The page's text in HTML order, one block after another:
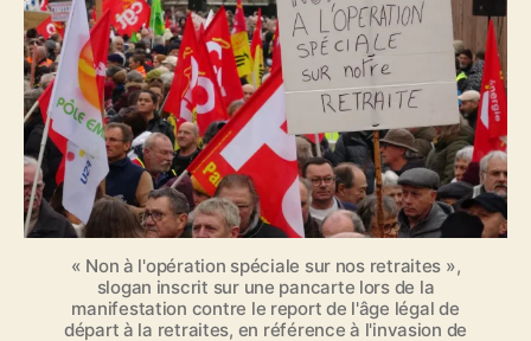
d
e
l
a
i
c
e
’
a
r
i
c
l
e
i
d
é
o
]
L
a
n
n
o
n
v
« Non à l'opération spéciale sur nos retraites »,
slogan inscrit sur une pancarte lors de la
manifestation contre le report de l'âge légal de
départ à la retraites, en référence à l'invasion de